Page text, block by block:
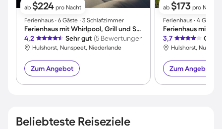
ab $224 pro Nacht
Ferienhaus ∙ 6 Gäste ∙ 3 Schlafzimmer
Ferienhaus mit Whirlpool, Grill und Sauna | Meerblick
4,2
Sehr gut (5 Bewertungen)
Hulshorst, Nunspeet, Niederlande
Zum Angebot
ab $173 pro Nacht
Ferienhaus ∙ 4 Gäste
3,7 Gut
Hulshorst,
Zum Angebot
Beliebteste Reiseziele